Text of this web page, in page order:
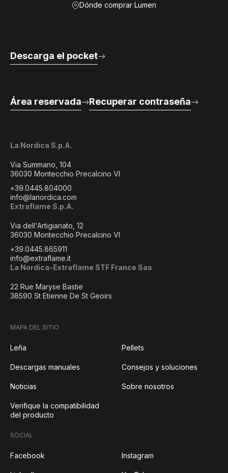
Dónde comprar Lumen
La Nordica S.p.A.
Via Summano, 104
36030 Montecchio Precalcino VI
+39.0445.804000
info@lanordica.com
Extraflame S.p.A.
Via dell'Artigianato, 12
36030 Montecchio Precalcino VI
+39.0445.865911
info@extraflame.it
La Nordica-Extraflame STF France Sas
22 Rue Maryse Bastie
38590 St Etienne De St Geoirs
Descarga el pocket
Área reservada Recuperar contraseña
MAPA DEL SITIO
Leña Pellets
Descargas manuales Consejos y soluciones
Noticias Sobre nosotros
Verifique la compatibilidad
del producto
SOCIAL
Facebook Instagram